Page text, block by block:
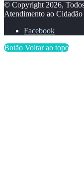
© Copyright 2026,
Atendimento ao Cidadão
Facebook
Botão Voltar ao topo